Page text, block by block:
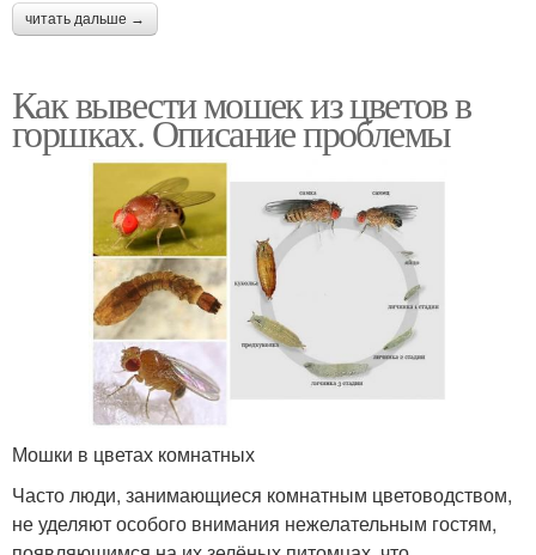
читать дальше →
Как вывести мошек из цветов в
горшках. Описание проблемы
Мошки в цветах комнатных
Часто люди, занимающиеся комнатным цветоводством,
не уделяют особого внимания нежелательным гостям,